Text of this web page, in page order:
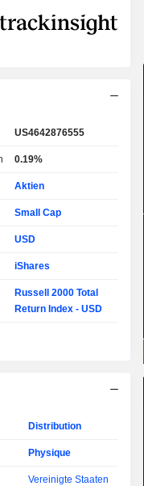
US4642876555
0.19%
Aktien
Small Cap
USD
iShares
Russell 2000 Total
Return Index - USD
Distribution
Physique
Vereinigte Staaten